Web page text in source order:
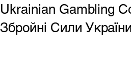
Ukrainian Gambling
Збройні Сили України